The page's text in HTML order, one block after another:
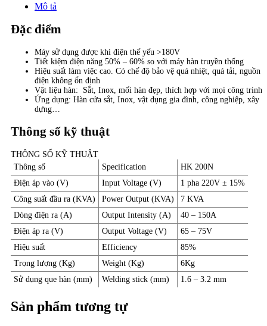
Mô tả
Đặc điểm
Máy sử dụng được khi điện thế yếu >180V
Tiết kiệm điện năng 50% – 60% so với máy hàn truyền thống
Hiệu suất làm việc cao. Có chế độ bảo vệ quá nhiệt, quá tải, nguồn
điện không ổn định
Vật liệu hàn: Sắt, Inox, mối hàn đẹp, thích hợp với mọi công trinh
Ứng dụng: Hàn cửa sắt, Inox, vật dụng gia đình, công nghiệp, xây
dựng…
Thông số kỹ thuật
THÔNG SỐ KỸ THUẬT
Thông số
Specification
HK 200N
Điện áp vào (V)
Input Voltage (V)
1 pha 220V ± 15%
Công suất đầu ra (KVA)
Power Output (KVA)
7 KVA
Dòng điện ra (A)
Output Intensity (A)
40 – 150A
Điện áp ra (V)
Output Voltage (V)
65 – 75V
Hiệu suất
Efficiency
85%
Trọng lượng (Kg)
Weight (Kg)
6Kg
Sử dụng que hàn (mm)
Welding stick (mm) 1.6 – 3.2 mm
Sản phẩm tương tự